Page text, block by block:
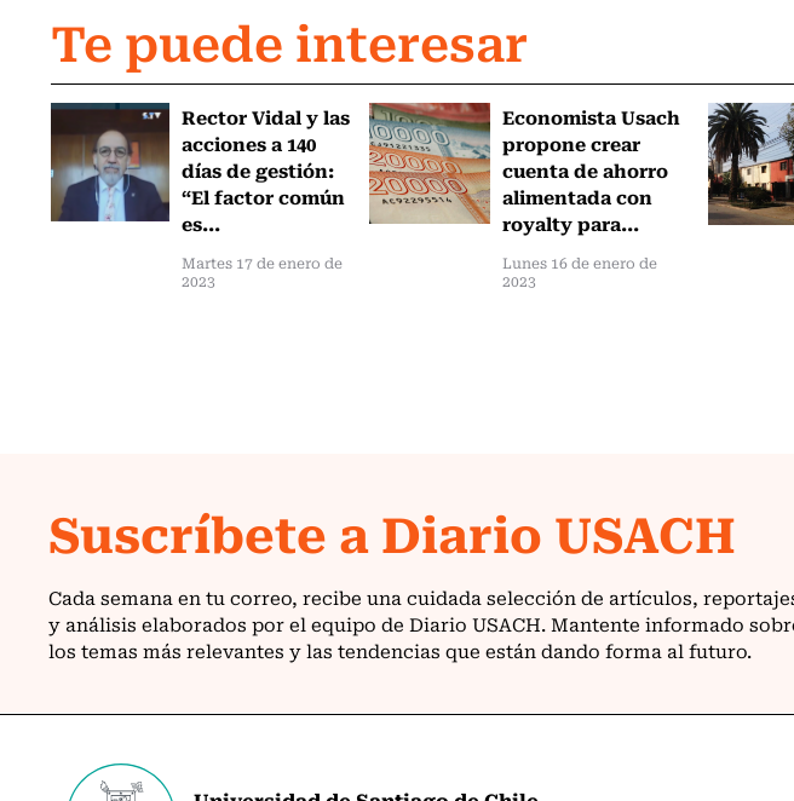
Te puede interesar
Rector Vidal y las
acciones a 140
días de gestión:
“El factor común
es...
Martes 17 de enero de
2023
Economista Usach
propone crear
cuenta de ahorro
alimentada con
royalty para...
Lunes 16 de enero de
2023